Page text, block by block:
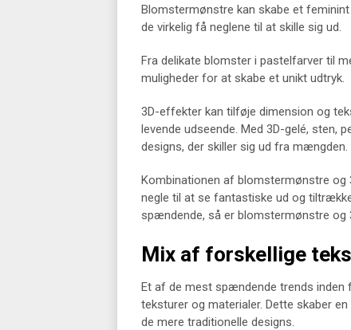
Blomstermønstre kan skabe et
de virkelig få neglene til at skille sig ud.
Fra delikate blomster i pastelfarver til
muligheder for at skabe et unikt udtryk.
3D-effekter kan tilføje dimension og
levende udseende. Med 3D-gelé, sten,
designs, der skiller sig ud fra mængden.
Kombinationen af blomstermønstre
negle til at se fantastiske ud og
spændende, så er blomstermønstre
Mix af forskellige
Et af de mest spændende trends inden
teksturer og materialer. Dette skaber
de mere traditionelle designs.